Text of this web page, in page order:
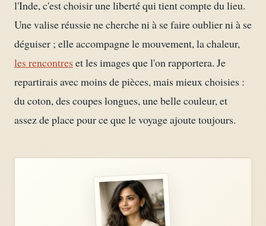
l'Inde, c'est choisir une liberté qui tient compte du lieu.
Une valise réussie ne cherche ni à se faire oublier ni à se
déguiser ; elle accompagne le mouvement, la chaleur,
les rencontres et les images que l'on rapportera. Je
repartirais avec moins de pièces, mais mieux choisies :
du coton, des coupes longues, une belle couleur, et
assez de place pour ce que le voyage ajoute toujours.